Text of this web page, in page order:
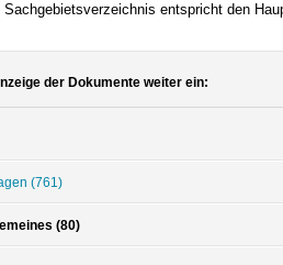
Sachgebietsverzeichnis entspricht den
der Dokumente weiter ein:
(761)
(80)